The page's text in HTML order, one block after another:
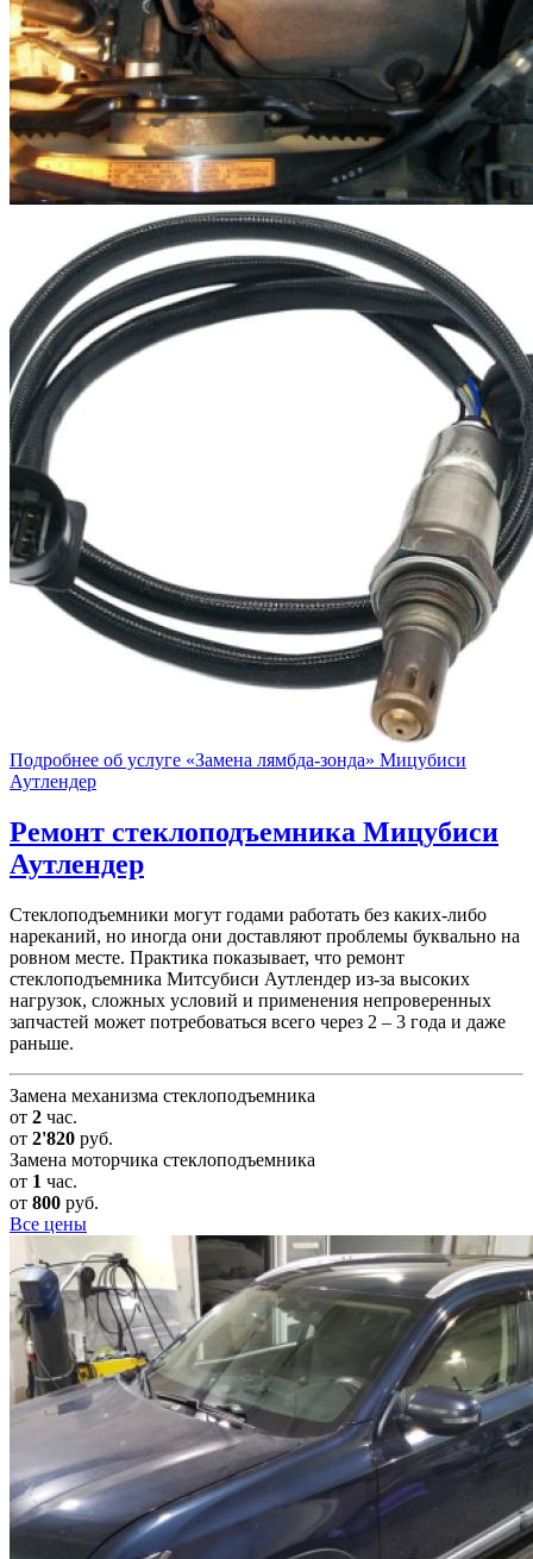
Подробнее об услуге «Замена лямбда-зонда» Мицубиси
Аутлендер
Ремонт стеклоподъемника Мицубиси
Аутлендер
Стеклоподъемники могут годами работать без каких-либо
нареканий, но иногда они доставляют проблемы буквально на
ровном месте. Практика показывает, что ремонт
стеклоподъемника Митсубиси Аутлендер из-за высоких
нагрузок, сложных условий и применения непроверенных
запчастей может потребоваться всего через 2 – 3 года и даже
раньше.
Замена механизма стеклоподъемника
от 2 час.
от 2'820 руб.
Замена моторчика стеклоподъемника
от 1 час.
от 800 руб.
Все цены